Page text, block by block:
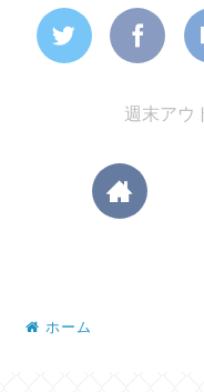
週末アウ
ホーム